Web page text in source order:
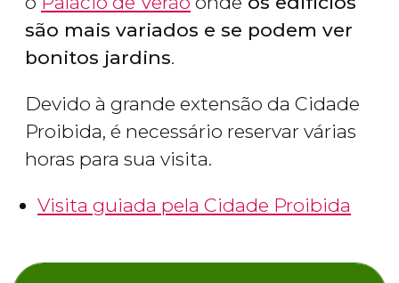
são mais variados e se podem ver
bonitos jardins.
Devido à grande extensão da Cidade
Proibida, é necessário reservar várias
horas para sua visita.
Visita guiada pela Cidade Proibida